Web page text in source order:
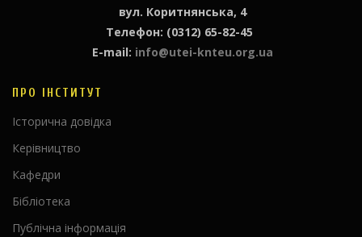
вул. Коритнянська, 4
Телефон: (0312) 65-82-45
E-mail: info@utei-knteu.org.ua
ПРО ІНСТИТУТ
Історична довідка
Керівництво
Кафедри
Бібліотека
Публічна інформація